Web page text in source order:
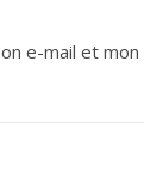
e-mail et